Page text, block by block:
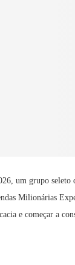
um grupo
Milionárias
e começar a